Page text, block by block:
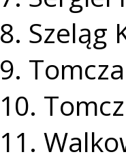
8. Szeląg
9.
10.
11.